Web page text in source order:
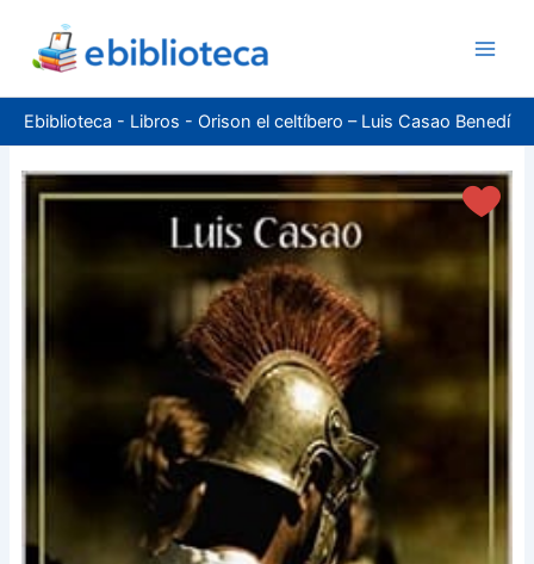
contenido
Ebiblioteca - Libros - Orison el celtíbero – Luis Casao Benedí